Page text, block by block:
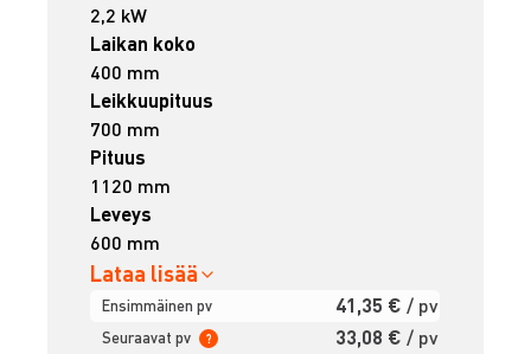
2,2 kW
Laikan koko
400 mm
Leikkuupituus
700 mm
Pituus
1120 mm
Leveys
600 mm
Lataa lisää
Ensimmäinen pv 41,35 € / pv
Seuraavat pv ? 33,08 € / pv